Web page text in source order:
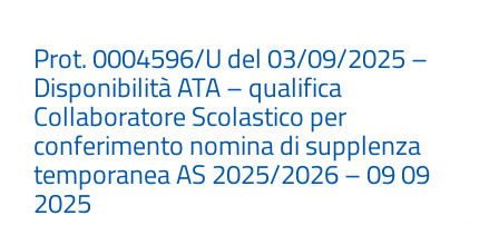
Prot. 0004596/U del 03/09/2025 –
Disponibilità ATA – qualifica
Collaboratore Scolastico per
conferimento nomina di supplenza
temporanea AS 2025/2026 – 09 09
2025